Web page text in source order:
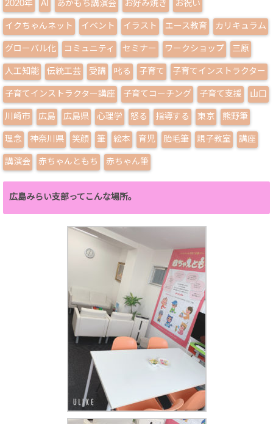
2020年 AI あかもち講演会 お好み焼き お祝い
イクちゃんネット イベント イラスト エース教育 カリキュラム
グローバル化 コミュニティ セミナー ワークショップ 三原
人工知能 伝統工芸 受講 叱る 子育て 子育てインストラクター
子育てインストラクター講座 子育てコーチング 子育て支援 山口
川崎市 広島 広島県 心理学 怒る 指導する 東京 熊野筆
理念 神奈川県 笑顔 筆 絵本 育児 胎毛筆 親子教室 講座
講演会 赤ちゃんともち 赤ちゃん筆
広島みらい支部ってこんな場所。